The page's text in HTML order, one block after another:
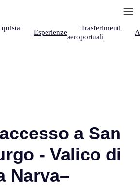
Esperienze
Trasferimenti
aeroportuali
a San
- Valico di
Narva–